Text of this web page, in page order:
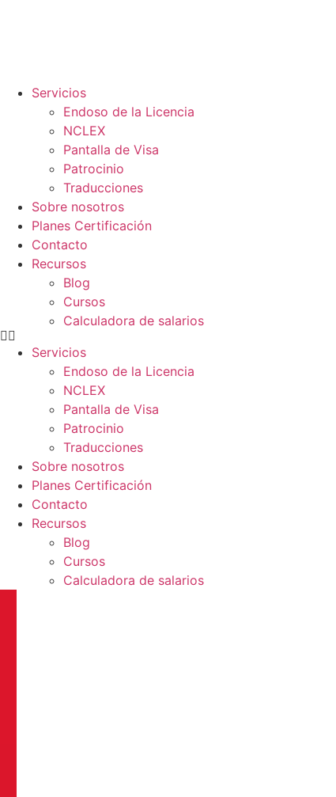
Servicios
Endoso de la Licencia
NCLEX
Pantalla de Visa
Patrocinio
Traducciones
Sobre nosotros
Planes Certificación
Contacto
Recursos
Blog
Cursos
Calculadora de salarios
Servicios
Endoso de la Licencia
NCLEX
Pantalla de Visa
Patrocinio
Traducciones
Sobre nosotros
Planes Certificación
Contacto
Recursos
Blog
Cursos
Calculadora de salarios